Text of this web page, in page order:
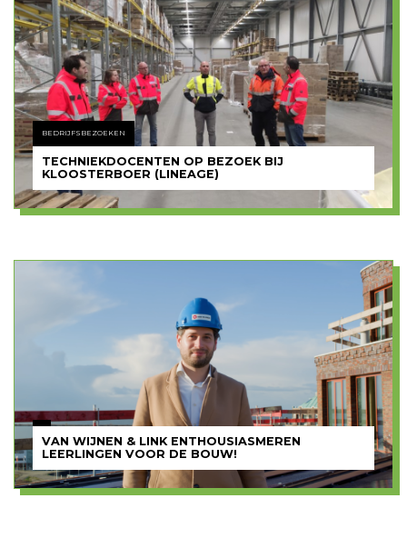
BEDRIJFSBEZOEKEN
TECHNIEKDOCENTEN OP BEZOEK BIJ
KLOOSTERBOER (LINEAGE)
VAN WIJNEN & LINK ENTHOUSIASMEREN
LEERLINGEN VOOR DE BOUW!